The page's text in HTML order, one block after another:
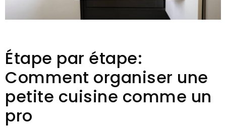
Étape par étape:
Comment organiser une
petite cuisine comme un
pro